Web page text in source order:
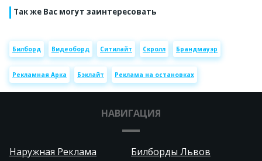
Так же Вас могут заинтересовать
Билборд Видеоборд Ситилайт Скролл Брандмауэр
Рекламная Арка Бэклайт Реклама на остановках
НАВИГАЦИЯ
Наружная Реклама
Билборды Львов